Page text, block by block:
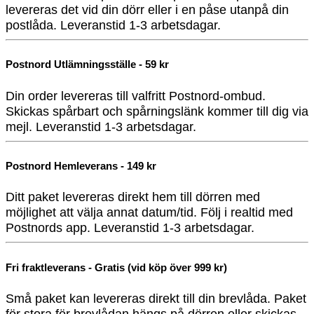
levereras det vid din dörr eller i en påse utanpå din
postlåda. Leveranstid 1-3 arbetsdagar.
Postnord Utlämningsställe - 59 kr
Din order levereras till valfritt Postnord-ombud.
Skickas spårbart och spårningslänk kommer till dig via
mejl. Leveranstid 1-3 arbetsdagar.
Postnord Hemleverans - 149 kr
Ditt paket levereras direkt hem till dörren med
möjlighet att välja annat datum/tid. Följ i realtid med
Postnords app. Leveranstid 1-3 arbetsdagar.
Fri fraktleverans - Gratis (vid köp över 999 kr)
Små paket kan levereras direkt till din brevlåda. Paket